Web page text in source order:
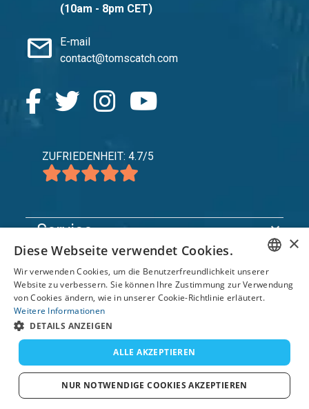
(10am - 8pm CET)
mail
E-mail
contact@tomscatch.com
ZUFRIEDENHEIT: 4.7/5
Service expand_more
Entdecken Sie expand_more
Support
© 2026 TomsCatch Charters & Guides S.L. Alle
Rechte vorbehalten.
ENGLISH
FRENCH
SPANISH
×
Diese Webseite verwendet Cookies.
Wir verwenden Cookies, um die Benutzerfreundlichkeit unserer
Website zu verbessern. Sie können Ihre Zustimmung zur Verwendung
von Cookies ändern, wie in unserer Cookie-Richtlinie erläutert.
Weitere Informationen
DETAILS ANZEIGEN
ALLE AKZEPTIEREN
NUR NOTWENDIGE COOKIES AKZEPTIEREN